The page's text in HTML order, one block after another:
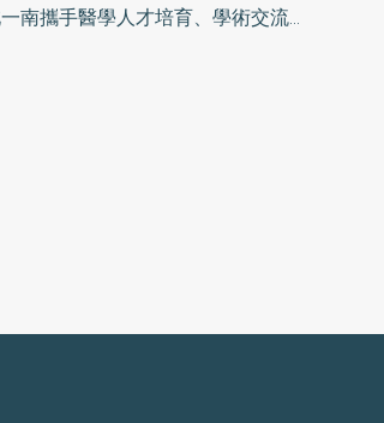
南攜手醫學人才培育、學術交流與